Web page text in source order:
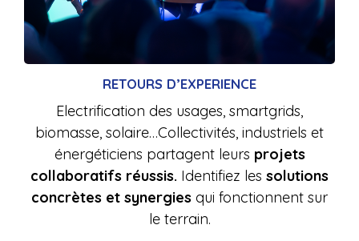
RETOURS D’EXPERIENCE
Electrification des usages, smartgrids,
biomasse, solaire…Collectivités, industriels et
énergéticiens partagent leurs projets
collaboratifs réussis. Identifiez les solutions
concrètes et synergies qui fonctionnent sur
le terrain.